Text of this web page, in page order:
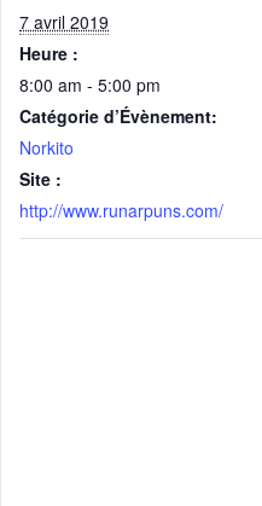
7 avril 2019
Heure :
8:00 am - 5:00 pm
Catégorie d’Évènement:
Norkito
Site :
http://www.runarpuns.com/